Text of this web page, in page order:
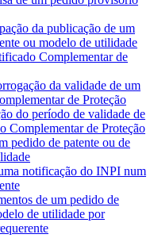
da publicação de um
ou modelo de utilidade
Complementar de
da validade de um
de Proteção
do período de validade de
Complementar de Proteção
pedido de patente ou de
notificação do INPI num
de um pedido de
de utilidade por